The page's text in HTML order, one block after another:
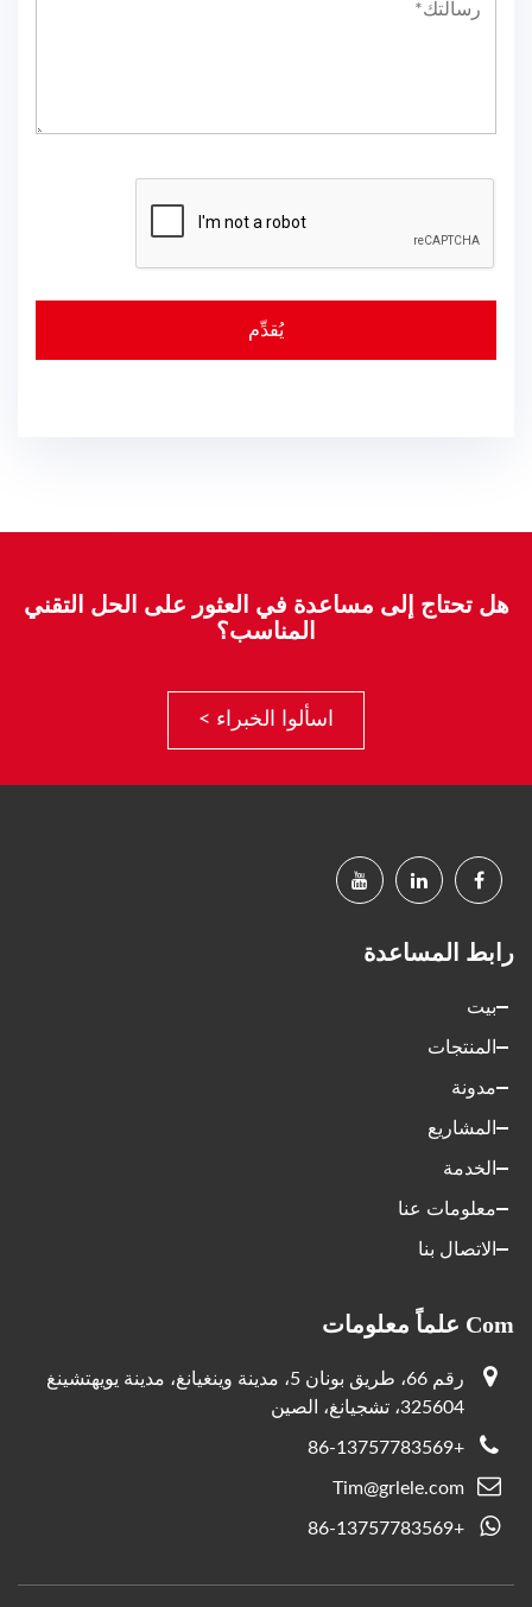
هل تحتاج إلى مساعدة في العثور على الحل التقني
المناسب؟
اسألوا الخبراء >
رابط المساعدة
بيت
المنتجات
مدونة
المشاريع
الخدمة
معلومات عنا
الاتصال بنا
Com علماً معلومات
رقم 66، طريق بونان 5، مدينة وينغيانغ، مدينة يويهتشينغ
325604، تشجيانغ، الصين
+86-13757783569
Tim@grlele.com
+86-13757783569